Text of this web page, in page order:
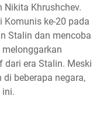
Khrushchev.
Komunis ke-20 pada
Stalin dan mencoba
dari era Stalin. Meski
beberapa negara,
ini.